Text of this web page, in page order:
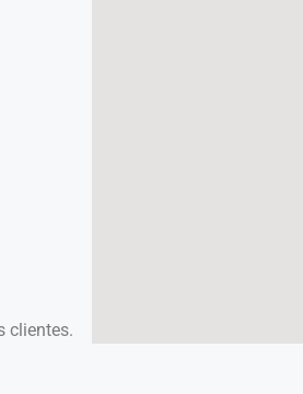
clientes.